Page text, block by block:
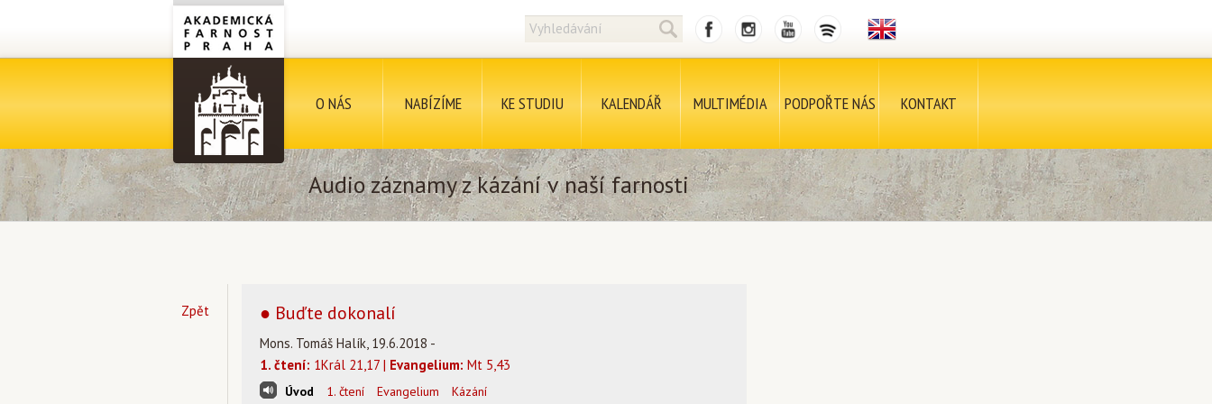
O NÁS NABÍZÍME KE STUDIU KALENDÁŘ MULTIMÉDIA PODPOŘTE NÁS KONTAKT
Audio záznamy z kázání v naší farnosti
Zpět ● Buďte dokonalí
Mons. Tomáš Halík, 19.6.2018 -
1. čtení: 1Král 21,17 | Evangelium: Mt 5,43
Úvod 1. čtení Evangelium Kázání